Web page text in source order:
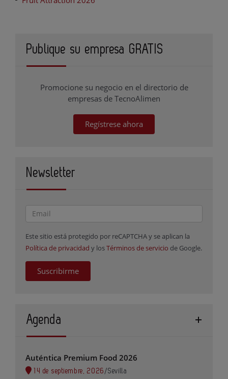
Publique su empresa GRATIS
Promocione su negocio en el directorio de
empresas de TecnoAlimen
Regístrese ahora
Newsletter
Este sitio está protegido por reCAPTCHA y se aplican la
Política de privacidad y losTérminos de servicio de Google.
Suscribirme
Agenda
Auténtica Premium Food 2026
14 de septiembre, 2026 /Sevilla